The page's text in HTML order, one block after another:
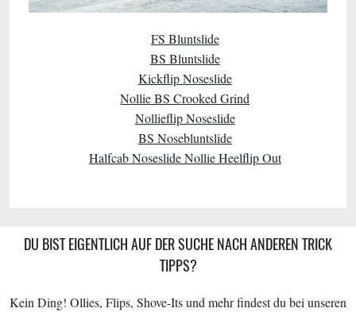
FS Bluntslide
BS Bluntslide
Kickflip Noseslide
Nollie BS Crooked Grind
Nollieflip Noseslide
BS Nosebluntslide
Halfcab Noseslide Nollie Heelflip Out
DU BIST EIGENTLICH AUF DER SUCHE NACH ANDEREN TRICK
TIPPS?
Kein Ding! Ollies, Flips, Shove-Its und mehr findest du bei unseren